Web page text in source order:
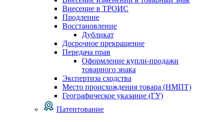
Внесение в ТРОИС
Продление
Восстановление
Дубликат
Досрочное прекращение
Передача прав
Оформление купли-продажи
товарного знака
Экспертиза сходства
Место происхождения товара (НМПТ)
Географическое указание (ГУ)
Патентование